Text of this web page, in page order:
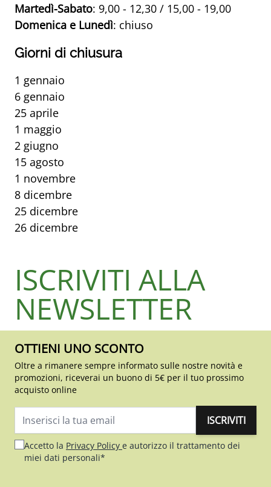
Martedì-Sabato: 9,00 - 12,30 / 15,00 - 19,00
Domenica e Lunedì: chiuso
Giorni di chiusura
1 gennaio
6 gennaio
25 aprile
1 maggio
2 giugno
15 agosto
1 novembre
8 dicembre
25 dicembre
26 dicembre
ISCRIVITI ALLA
NEWSLETTER
OTTIENI UNO SCONTO
Oltre a rimanere sempre informato sulle nostre novità e
promozioni, riceverai un buono di 5€ per il tuo prossimo
acquisto online
ISCRIVITI
Accetto la Privacy Policy e autorizzo il trattamento dei
miei dati personali*